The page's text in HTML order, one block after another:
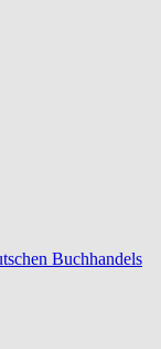
Buchhandels